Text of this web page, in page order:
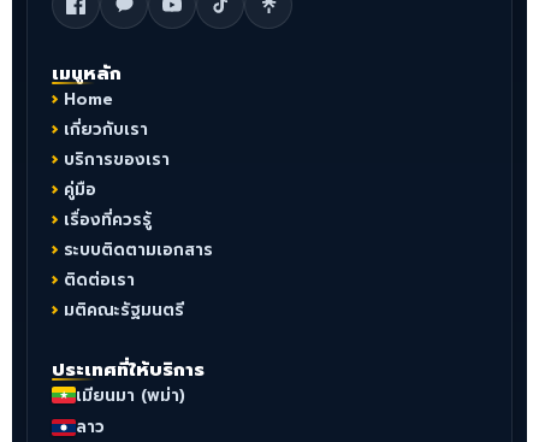
เมนูหลัก
Home
เกี่ยวกับเรา
บริการของเรา
คู่มือ
เรื่องที่ควรรู้
ระบบติดตามเอกสาร
ติดต่อเรา
มติคณะรัฐมนตรี
ประเทศที่ให้บริการ
เมียนมา (พม่า)
ลาว